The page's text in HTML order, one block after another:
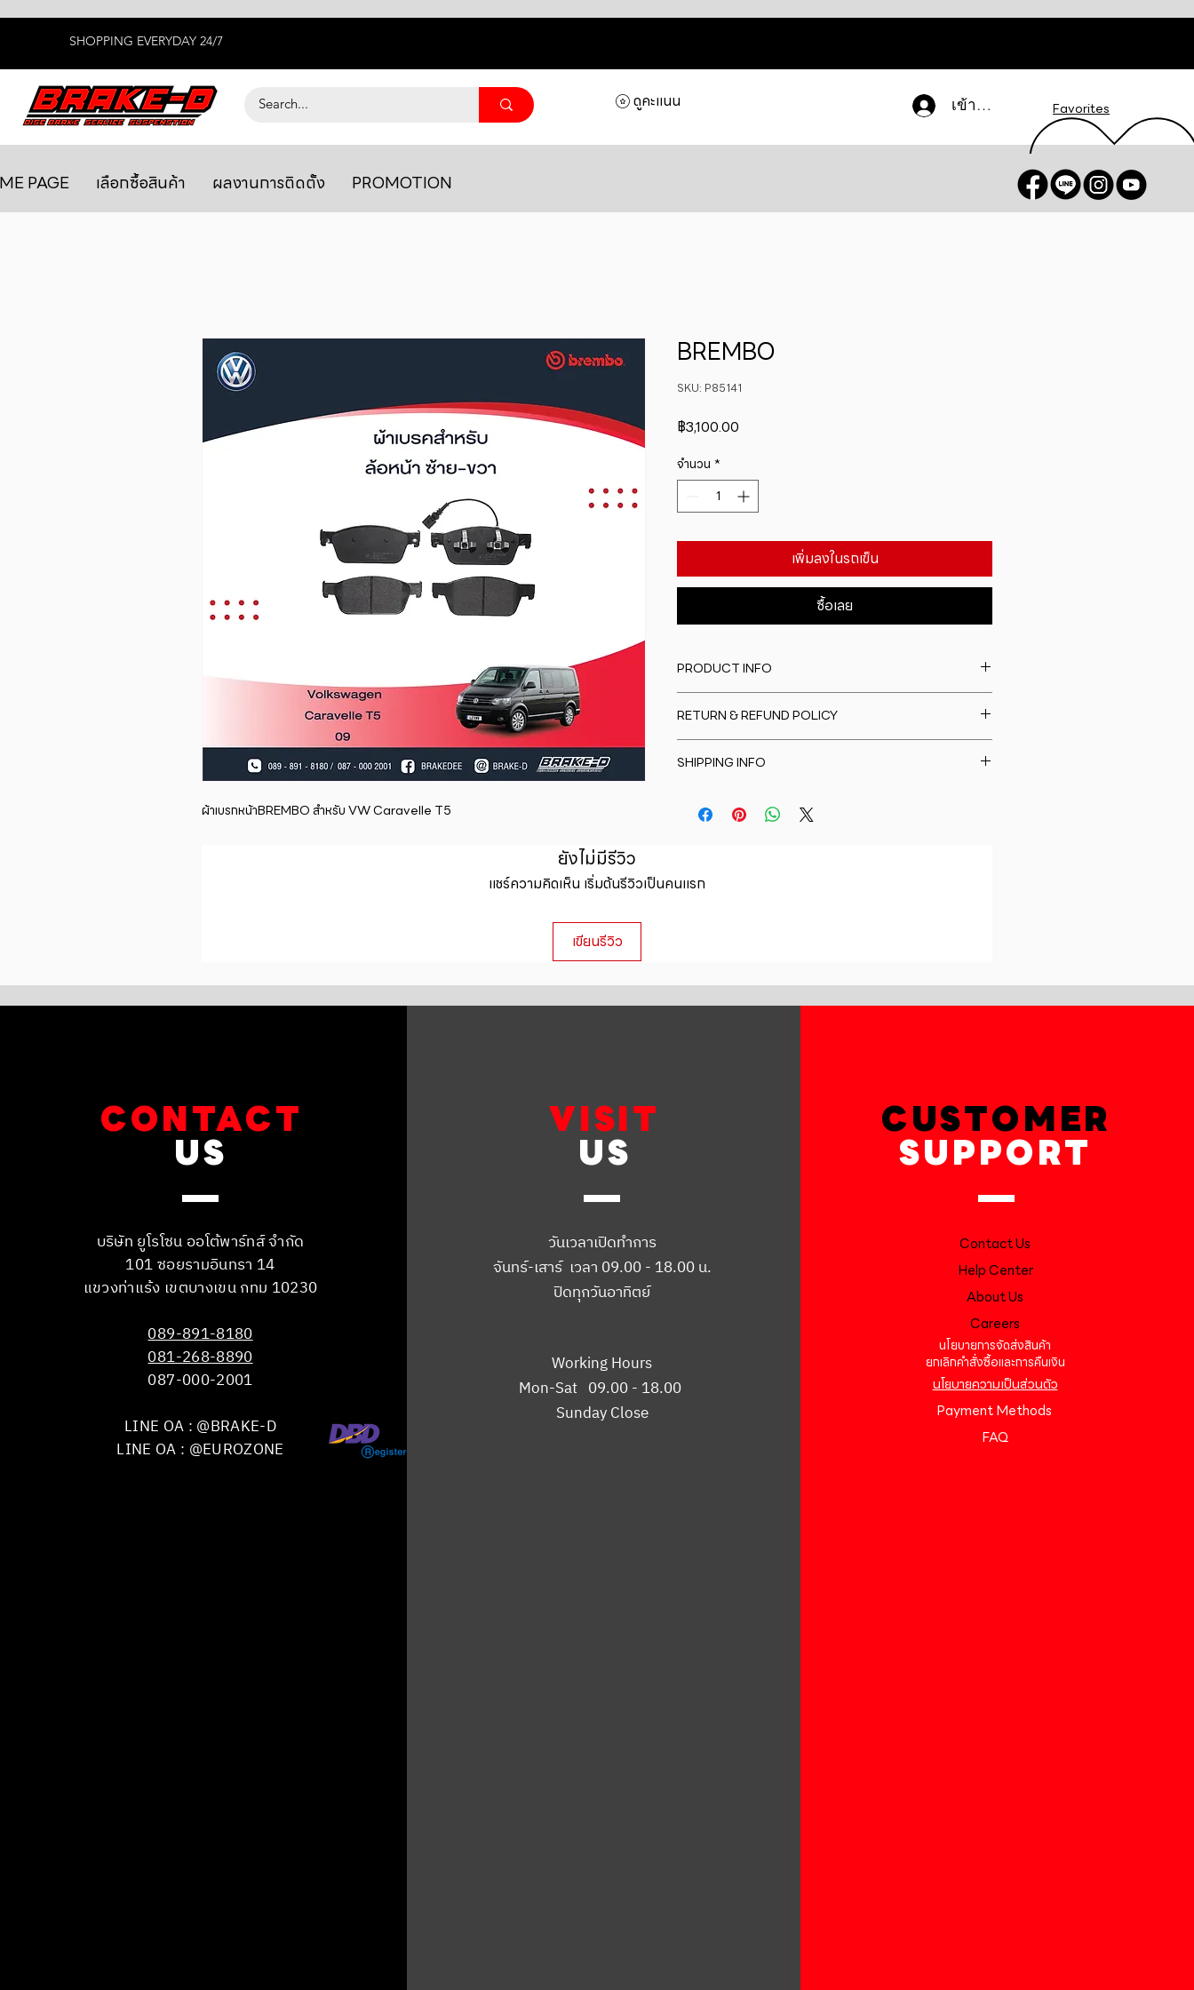
SHOPPING EVERYDAY 24/7
เข้าสู่ระบบ Favorites
ดูคะแนน
PAGE เลือกซื้อสินค้า ผลงานการติดตั้ง PROMOTION
ผ้าเบรกหน้าBREMBO สำหรับ VW Caravelle T5
BREMBO
SKU: P85141
฿3,100.00
จำนวน *
เพิ่มลงในรถเข็น
ซื้อเลย
PRODUCT INFO
information about your product such as sizing,
material, care and cleaning instructions. This is also a
great space to write what makes this product
RETURN & REFUND POLICY
to let your customers know what to do in case they
straightforward refund or exchange policy is a great
way to build trust and reassure your customers that
SHIPPING INFO
information about your shipping methods,
can buy from you with confidence.
ยังไม่มีรีวิว
แชร์ความคิดเห็น เริ่มต้นรีวิวเป็นคนแรก
เขียนรีวิว
CONTACT
US
บริษัท ยูโรโซน ออโต้พาร์ทส์ จำกัด
101 ซอยรามอินทรา 14
แขวงท่าแร้ง เขตบางเขน กทม 10230
089-891-8180
081-268-8890
087-000-2001
LINE OA : @BRAKE-D
LINE OA : @EUROZONE
VISIT
US
วันเวลาเปิดทำการ
จันทร์-เสาร์ เวลา 09.00 - 18.00 น.
ปิดทุกวันอาทิตย์
Working Hours
Mon-Sat 09.00 - 18.00
Sunday Close
CUSTOMER
SUPPORT
Contact Us
Help Center
About Us
Careers
นโยบายการจัดส่งสินค้า
ยกเลิกคำสั่งซื้อและการคืนเงิน
นโยบายความเป็นส่วนตัว
Payment Methods
FAQ